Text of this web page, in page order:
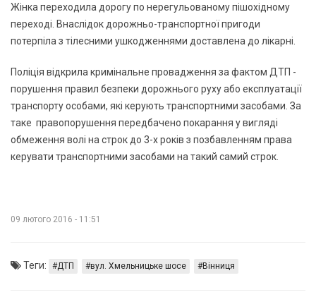
Жінка переходила дорогу по нерегульованому пішохідному
переході. Внаслідок дорожньо-транспортної пригоди
потерпіла з тілесними ушкодженнями доставлена до лікарні.
Поліція відкрила кримінальне провадження за фактом ДТП -
порушення правил безпеки дорожнього руху або експлуатації
транспорту особами, які керують транспортними засобами. За
таке правопорушення передбачено покарання у вигляді
обмеження волі на строк до 3-х років з позбавленням права
керувати транспортними засобами на такий самий строк.
09 лютого 2016 - 11:51
Теги: ДТП вул. Хмельницьке шосе Вінниця